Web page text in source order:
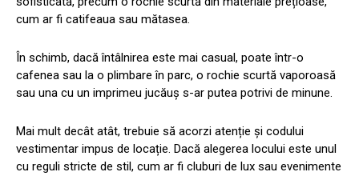
cum ar fi catifeaua sau mătasea.
În schimb, dacă întâlnirea este mai casual, poate într-o
cafenea sau la o plimbare în parc, o rochie scurtă vaporoasă
sau una cu un imprimeu jucăuș s-ar putea potrivi de minune.
Mai mult decât atât, trebuie să acorzi atenție și codului
vestimentar impus de locație. Dacă alegerea locului este unul
cu reguli stricte de stil, cum ar fi cluburi de lux sau evenimente